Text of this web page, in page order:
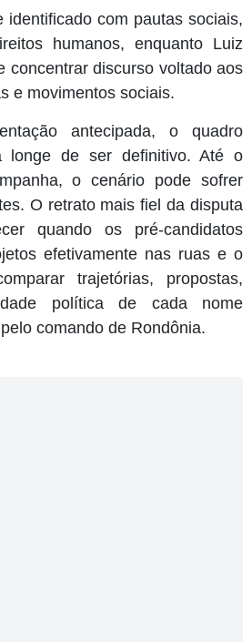
identificado com pautas sociais,
humanos, enquanto Luiz
concentrar discurso voltado aos
e movimentos sociais.
antecipada, o quadro
longe de ser definitivo. Até o
o cenário pode sofrer
O retrato mais fiel da disputa
quando os pré-candidatos
efetivamente nas ruas e o
trajetórias, propostas,
política de cada nome
comando de Rondônia.